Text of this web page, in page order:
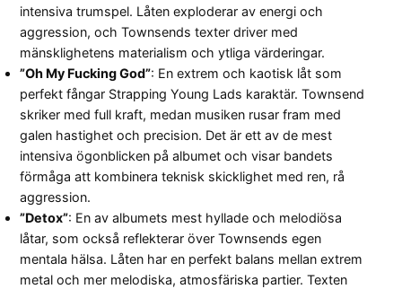
intensiva trumspel. Låten exploderar av energi och
aggression, och Townsends texter driver med
mänsklighetens materialism och ytliga värderingar.
”Oh My Fucking God”: En extrem och kaotisk låt som
perfekt fångar Strapping Young Lads karaktär. Townsend
skriker med full kraft, medan musiken rusar fram med
galen hastighet och precision. Det är ett av de mest
intensiva ögonblicken på albumet och visar bandets
förmåga att kombinera teknisk skicklighet med ren, rå
aggression.
”Detox”: En av albumets mest hyllade och melodiösa
låtar, som också reflekterar över Townsends egen
mentala hälsa. Låten har en perfekt balans mellan extrem
metal och mer melodiska, atmosfäriska partier. Texten